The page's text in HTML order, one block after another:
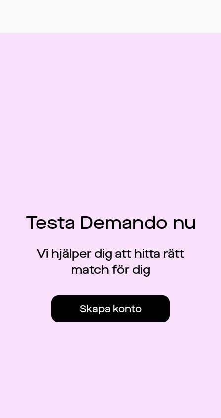
Testa Demando nu
Vi hjälper dig att hitta rätt
match för dig
Skapa konto